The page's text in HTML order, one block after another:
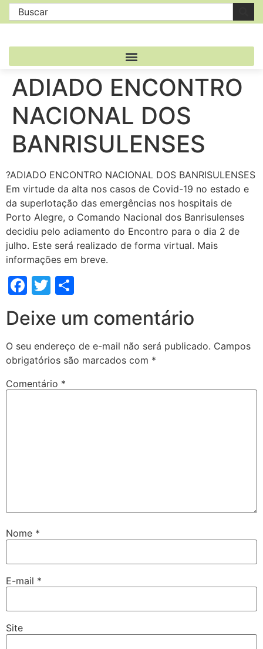
ADIADO ENCONTRO
NACIONAL DOS
BANRISULENSES
?ADIADO ENCONTRO NACIONAL DOS BANRISULENSES
Em virtude da alta nos casos de Covid-19 no estado e
da superlotação das emergências nos hospitais de
Porto Alegre, o Comando Nacional dos Banrisulenses
decidiu pelo adiamento do Encontro para o dia 2 de
julho. Este será realizado de forma virtual. Mais
informações em breve.
Facebook
Twitter
Deixe um comentário
O seu endereço de e-mail não será publicado. Campos
obrigatórios são marcados com *
Comentário *
Nome *
E-mail *
Site